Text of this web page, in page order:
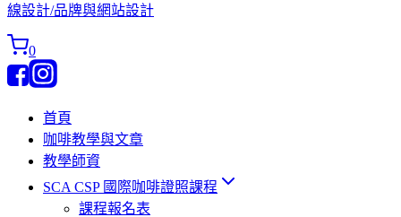
線設計/品牌與網站設計
0
首頁
咖啡教學與文章
教學師資
SCA CSP 國際咖啡證照課程
課程報名表